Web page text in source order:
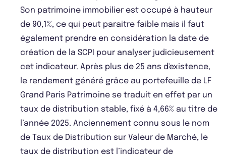
Son patrimoine immobilier est occupé à hauteur
de 90,1%, ce qui peut paraitre faible mais il faut
également prendre en considération la date de
création de la SCPI pour analyser judicieusement
cet indicateur. Après plus de 25 ans d'existence,
le rendement généré grâce au portefeuille de LF
Grand Paris Patrimoine se traduit en effet par un
taux de distribution stable, fixé à 4,66% au titre de
l’année 2025. Anciennement connu sous le nom
de Taux de Distribution sur Valeur de Marché, le
taux de distribution est l’indicateur de